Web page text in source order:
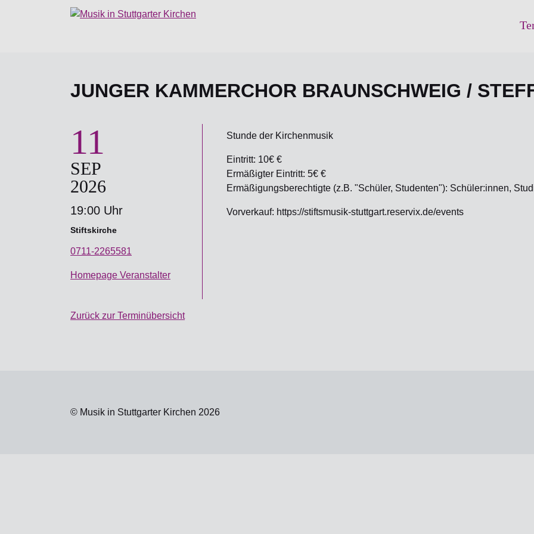
JUNGER KAMMERCHOR BRAUNSCHWEIG /
11
SEP
2026
19:00 Uhr
Stiftskirche
0711-2265581
Homepage Veranstalter
Stunde der Kirchenmusik
Eintritt: 10€ €
Ermäßigter Eintritt: 5€ €
Ermäßigungsberechtigte (z.B. "Schüler, Studenten"): Schüler:innen,
Vorverkauf: https://stiftsmusik-stuttgart.reservix.de/events
Zurück zur Terminübersicht
© Musik in Stuttgarter Kirchen 2026